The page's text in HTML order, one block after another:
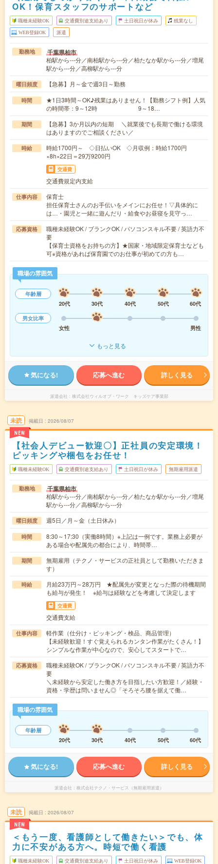
OK！保育スタッフのサポートなど
職種未経験OK 交通費別途支給あり 土日祝日が休み 残業なし
WEB登録OK 派遣
勤務地 千葉県柏市
柏駅から---分／南柏駅から---分／柏たなか駅から---分／増尾
駅から---分／高柳駅から---分
曜日頻度 【急募】月～金で週3日～勤務
時間
★1日3時間～OK♪残業はありません！【勤務シフト例】人気
の時間帯：9～12時 9～18…
期間
【急募】3か月以内の短期 ＼就業後でも長期で働ける環境
はありますのでご相談ください／
時給
時給1700円～ ◇日払いOK ◇月収例：時給1700円
×8h×22日＝29万9200円
交通費
交通費規定内支給
仕事内容
保育士
担任保育士さんのお手伝いをメインにお任せ！▽具体的に
は…・園児と一緒に遊んだり・給食やお昼寝を見守っ…
応募資格
職種未経験OK / ブランクOK / パソコンスキル不要 / 英語力不
要
【保育士資格をお持ちの方】★国家・地域限定保育士なども
可※資格があれば保育園でのお仕事が初めての方も…
職場の雰囲気
年齢層
20代
30代 40代 50代
60代
男女比率
女性
男性
もっと見る
気になる! 応募へ進む 詳しく見る
派遣会社 株式会社ウィルオブ・ワーク キッズケア事業部
未読
NEW
掲載日 2026/08/07
【社会人デビュー歓迎〇】正社員の安定環境！
ピッキングや梱包をお任せ！
職種未経験OK 交通費別途支給あり 土日祝日が休み 無期雇用派遣
勤務地 千葉県柏市
柏駅から---分／南柏駅から---分／柏たなか駅から---分／増尾
駅から---分／高柳駅から---分
曜日頻度 週5日／月～金（土日休み）
時間
8:30～17:30（実働8時間）※上記は一例です。業務上必要が
ある場合や配属先の都合により、時間帯…
期間
無期雇用（テクノ・サービスの正社員として勤務いただきま
す）
時給
月給23万円～28万円 ★配属先が変更となった際の待機期間
も給与が発生！ ※給与は経験などを考慮して決定します
交通費
交通費支給
仕事内容
軽作業（仕分け・ピッキング・検品、商品管理）
【未経験歓迎！すぐ覚えられるカンタン作業がたくさん！】
シンプルな作業が中心なので、安心してスタートで…
応募資格
職種未経験OK / ブランクOK / パソコンスキル不要 / 英語力不
要
＼未経験から安定した働き方を目指したい方歓迎！／経験・
資格・学歴は問いません◎「そろそろ腰を据えて働…
職場の雰囲気
年齢層
20代
30代 40代 50代 60代
気になる! 応募へ進む 詳しく見る
派遣会社 株式会社テクノ・サービス（無期雇用派遣）
未読
NEW
掲載日 2026/08/07
＜もう一度、看護師として働きたい＞でも、体
力に不安がある方へ。時短で働く看護
職種未経験OK 交通費別途支給あり 土日祝日が休み WEB登録OK